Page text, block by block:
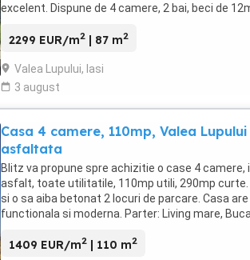
excelent. Dispune de 4 camere, 2 bai, beci de
2299 EUR/m2 | 87 m2
Valea Lupului, Iasi
3 august
Casa 4 camere, 110mp, Valea
asfaltata
Blitz va propune spre achizitie o case 4 camere,
asfalt, toate utilitatile, 110mp utili, 290mp curte.
si o sa aiba betonat 2 locuri de parcare. Casa
functionala si moderna. Parter: Living mare,
1409 EUR/m2 | 110 m2